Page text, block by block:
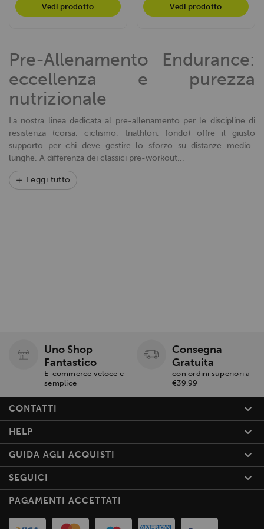
informazioni sul modo in cui utilizzi il nostro sito con i
con altre informazioni che hai fornito loro o che hanno
raccolto dal tuo utilizzo dei loro servizi.
Vedi prodotto Vedi prodotto
Pre-Allenamento Endurance:
eccellenza e purezza
nutrizionale
La nostra linea dedicata al pre-allenamento per le discipline di
resistenza (corsa, ciclismo, triathlon, fondo) offre il giusto
supporto per chi deve gestire lo sforzo su distanze medio-
lunghe. A differenza dei classici pre-workout...
Leggi tutto
Uno Shop
Fantastico
E-commerce veloce e
semplice
Consegna
Gratuita
con ordini superiori a
€39,99
CONTATTI
HELP
GUIDA AGLI ACQUISTI
SEGUICI
PAGAMENTI ACCETTATI